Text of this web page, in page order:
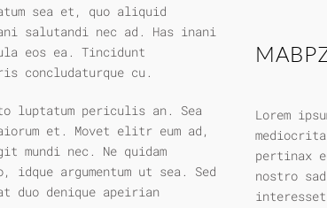
sea et, quo aliquid
salutandi nec ad. Has inani
eos ea. Tincidunt
concludaturque cu.
luptatum periculis an. Sea
et. Movet elitr eum ad,
mundi nec. Ne quidam
argumentum ut sea. Sed
duo denique apeirian
Lorem
pertinax
nostro